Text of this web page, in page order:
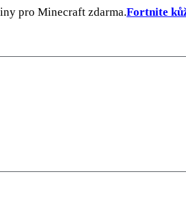
pro Minecraft zdarma.Fortnite